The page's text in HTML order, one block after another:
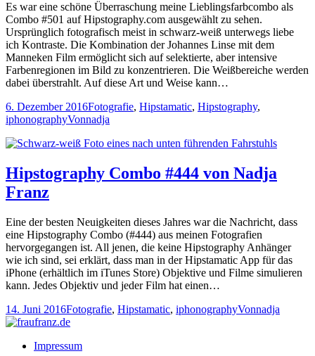
Es war eine schöne Überraschung meine Lieblingsfarbcombo als
Combo #501 auf Hipstography.com ausgewählt zu sehen.
Ursprünglich fotografisch meist in schwarz-weiß unterwegs liebe
ich Kontraste. Die Kombination der Johannes Linse mit dem
Manneken Film ermöglicht sich auf selektierte, aber intensive
Farbenregionen im Bild zu konzentrieren. Die Weißbereiche werden
dabei überstrahlt. Auf diese Art und Weise kann…
6. Dezember 2016Fotografie, Hipstamatic, Hipstography,
iphonographyVonnadja
Hipstography Combo #444 von Nadja
Franz
Eine der besten Neuigkeiten dieses Jahres war die Nachricht, dass
eine Hipstography Combo (#444) aus meinen Fotografien
hervorgegangen ist. All jenen, die keine Hipstography Anhänger
wie ich sind, sei erklärt, dass man in der Hipstamatic App für das
iPhone (erhältlich im iTunes Store) Objektive und Filme simulieren
kann. Jedes Objektiv und jeder Film hat einen…
14. Juni 2016Fotografie, Hipstamatic, iphonographyVonnadja
Impressum